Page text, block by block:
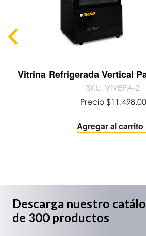
Vitrina Refrigerada Vertical
SKU: VIVEPA-2
Precio $11,498.00
Agregar al carrito
Descarga nuestro
de 300 productos